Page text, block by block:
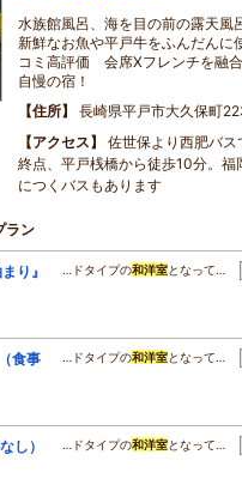
水族館風呂、海を目の前の露天風
新鮮なお魚や平戸牛をふんだんに
コミ高評価 会席Xフレンチを融
自慢の宿！
住所
長崎県平戸市大久保町
アクセス
佐世保より西肥バ
終点、平戸桟橋から徒歩10分。福
につくバスもあります
ラン
り』
…ドタイプの和洋室となって…
食事
…ドタイプの和洋室となって…
し）
…ドタイプの和洋室となって…